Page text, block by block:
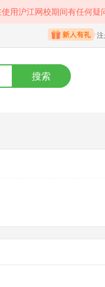
用沪江网校期间有任何疑
搜索